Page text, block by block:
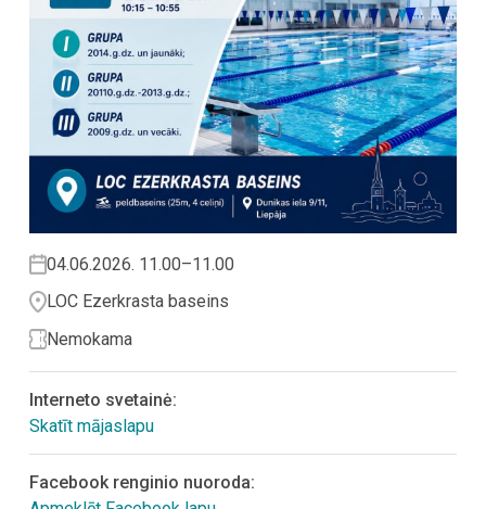
04.06.2026. 11.00–11.00
LOC Ezerkrasta baseins
Nemokama
Interneto svetainė:
Skatīt mājaslapu
Facebook renginio nuoroda: